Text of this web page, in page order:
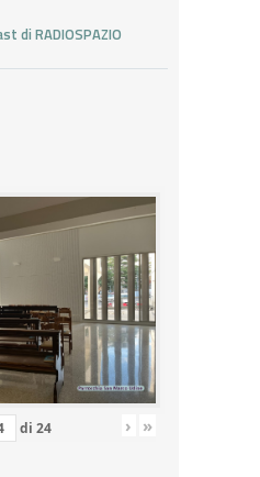
di RADIOSPAZIO
di 24 › »